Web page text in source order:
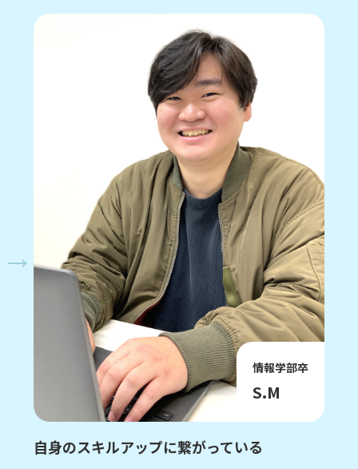
電子情報工学コース卒
T.H
学んだことを活かして仕事ができる